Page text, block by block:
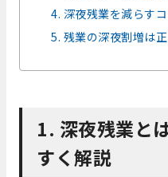
4. 深夜残業を減らす
5. 残業の深夜割増は
1. 深夜残業と
すく解説